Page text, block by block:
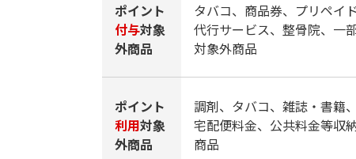
ポイント
付与対象
外商品
タバコ、商品券、プリペイ
代行サービス、整骨院、一
対象外商品
ポイント
利用対象
外商品
調剤、タバコ、雑誌・書籍
宅配便料金、公共料金等収
商品